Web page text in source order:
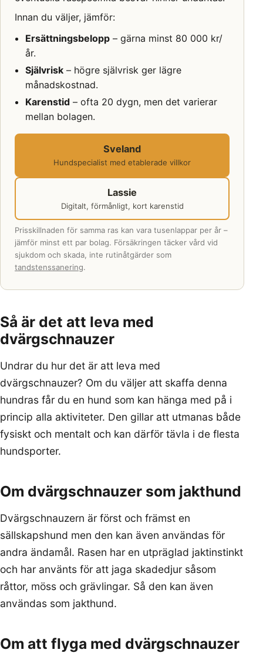
Innan du väljer, jämför:
Ersättningsbelopp– gärna minst 80 000 kr/
år.
Självrisk– högre självrisk ger lägre
månadskostnad.
Karenstid– ofta 20 dygn, men det varierar
mellan bolagen.
Sveland
Hundspecialist med etablerade villkor
Lassie
Digitalt, förmånligt, kort karenstid
Prisskillnaden för samma ras kan vara tusenlappar per år –
jämför minst ett par bolag. Försäkringen täcker vård vid
sjukdom och skada, inte rutinåtgärder som
tandstenssanering.
Så är det att leva med
dvärgschnauzer
Undrar du hur det är att leva med
dvärgschnauzer? Om du väljer att skaffa denna
hundras får du en hund som kan hänga med på i
princip alla aktiviteter. Den gillar att utmanas både
fysiskt och mentalt och kan därför tävla i de flesta
hundsporter.
Om dvärgschnauzer som jakthund
Dvärgschnauzern är först och främst en
sällskapshund men den kan även användas för
andra ändamål. Rasen har en utpräglad jaktinstinkt
och har använts för att jaga skadedjur såsom
råttor, möss och grävlingar. Så den kan även
användas som jakthund.
Om att flyga med dvärgschnauzer